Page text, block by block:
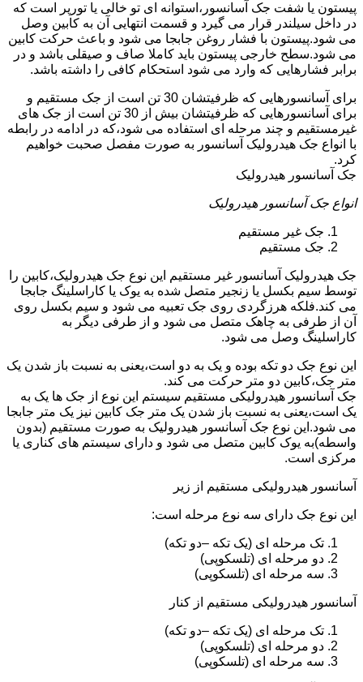
پیستون یا شفت جک آسانسور،استوانه ای تو خالی یا تورپر است که
در داخل سیلندر قرار می گیرد و قسمت انتهایی آن به کابین وصل
می شود.پیستون با فشار روغن جابجا می شود و باعث حرکت کابین
می شود.سطح خارجی پیستون باید کاملا صاف و صیقلی باشد و در
برابر فشارهایی که وارد می شود استحکام کافی را داشته باشد.
برای آسانسورهایی که ظرفیتشان 30 تن است از جک مستقیم و
برای آسانسورهایی که ظرفیتشان بیش از 30 تن است از جک های
غیرمستقیم و چند مرحله ای استفاده می شود،که در ادامه در رابطه
با انواع جک هیدرولیک آسانسور به صورت مفصل صحبت خواهیم
کرد.
جک آسانسور هیدرولیک
انواع جک آسانسور هیدرولیک
جک غیر مستقیم
جک مستقیم
جک هیدرولیک آسانسور غیر مستقیم این نوع جک هیدرولیک،کابین را
توسط سیم بکسل یا زنجیر متصل شده به یوک یا کاراسلینگ جابجا
می کند.فلکه هرزگردی روی جک تعبیه می شود و سیم بکسل روی
آن از طرفی به چاهک متصل می شود و از طرفی دیگر به
کاراسلینگ وصل می شود.
این نوع جک دو تکه بوده و یک به دو است،یعنی به نسبت باز شدن یک
متر جک،کابین دو متر حرکت می کند.
جک آسانسور هیدرولیکی مستقیم سیستم این نوع از جک ها یک به
یک است،یعنی به نسبت باز شدن یک متر جک کابین نیز یک متر جابجا
می شود.این نوع جک آسانسور هیدرولیک به صورت مستقیم (بدون
واسطه)به یوک کابین متصل می شود و دارای سیستم های کناری یا
مرکزی است.
آسانسور هیدرولیکی مستقیم از زیر
این نوع جک دارای سه نوع مرحله است:
تک مرحله ای (یک تکه –دو تکه)
دو مرحله ای (تلسکوپی)
سه مرحله ای (تلسکوپی)
آسانسور هیدرولیکی مستقیم از کنار
تک مرحله ای (یک تکه –دو تکه)
دو مرحله ای (تلسکوپی)
سه مرحله ای (تلسکوپی)